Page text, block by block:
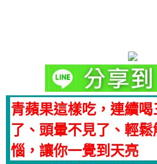
青蘋果這樣吃，連續
了、頭暈不見了、輕
惱，讓你一覺到天亮